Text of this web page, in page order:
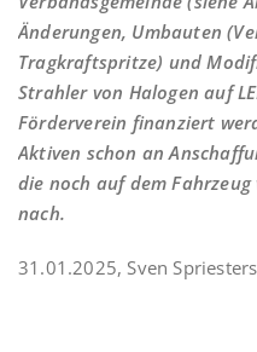
Änderungen, Umbauten
Tragkraftspritze) und
Strahler von Halogen auf
Förderverein finanziert
Aktiven schon an
die noch auf dem
nach.
31.01.2025, Sven